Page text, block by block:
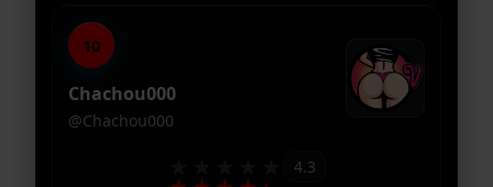
10
Chachou000
@Chachou000
4.3